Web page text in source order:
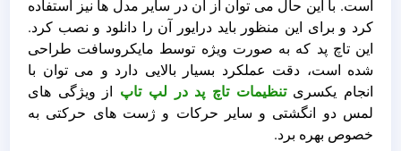
است. با این حال می توان از آن در سایر مدل ها نیز استفاده
کرد و برای این منظور باید درایور آن را دانلود و نصب کرد.
این تاچ پد که به صورت ویژه توسط مایکروسافت طراحی
شده است، دقت عملکرد بسیار بالایی دارد و می توان با
انجام یکسریتنظیمات تاچ پد در لپ تاپ از ویژگی های
لمس دو انگشتی و سایر حرکات و ژست های حرکتی به
خصوص بهره برد.